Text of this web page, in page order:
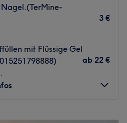
sich regelmäßig weiter.
Vietnameseesisch
vời:
lịch, stilvoll.
phẩm:
3 €
mit Flüssige Gel
ab 22 €